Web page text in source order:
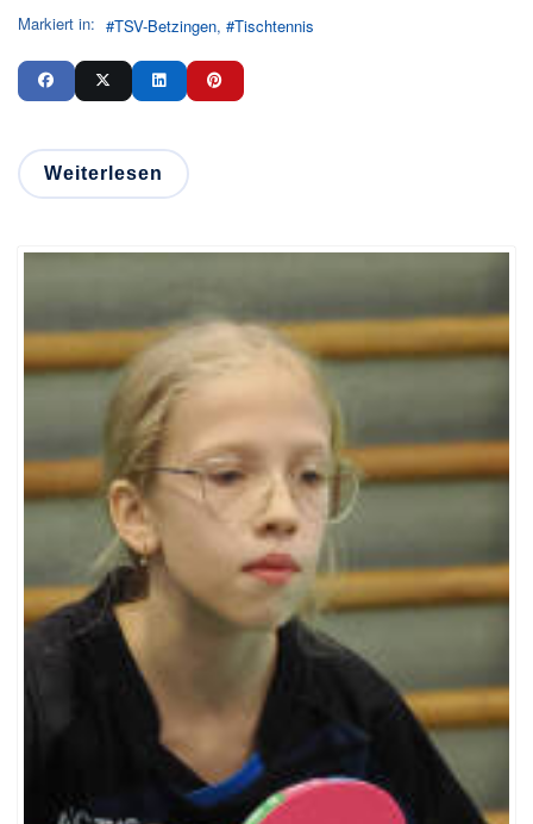
Markiert in: TSV-Betzingen Tischtennis
Weiterlesen